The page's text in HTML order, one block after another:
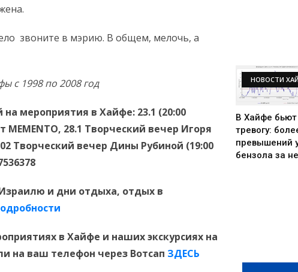
звоните в мэрию. В общем, мелочь, а
с 1998 по 2008 год
мероприятия в Хайфе: 23.1 (20:00
28.1 Творческий вечер Игоря
Творческий вечер Дины Рубиной (19:00
и дни отдыха, отдых в
в Хайфе и наших экскурсиях на
на ваш телефон через Вотсап ЗДЕСЬ
НОВОСТИ
В Хайфе бьют
тревогу:
превышений
бензола за